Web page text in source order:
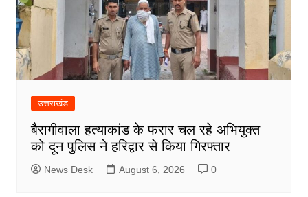
उत्तराखंड
बैरागीवाला हत्याकांड के फरार चल रहे अभियुक्त
को दून पुलिस ने हरिद्वार से किया गिरफ्तार
News Desk August 6, 2026 0